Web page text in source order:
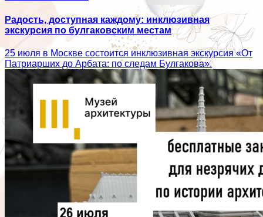
Радость, доступная каждому: инклюзивная
экскурсия по булгаковским местам
25 июля в Москве состоится инклюзивная экскурсия «От
Патриарших до Арбата: по следам Булгакова».